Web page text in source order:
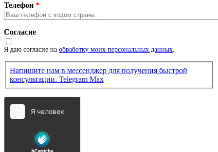
Телефон *
Согласие
Я даю согласие на обработку моих персональных данных.
Напишите нам в мессенджер для получения быстрой
консультации. Telegram Max